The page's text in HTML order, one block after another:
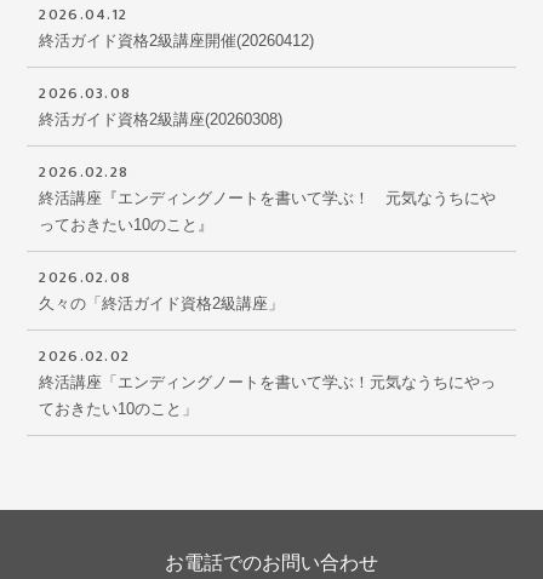
2026.04.12
終活ガイド資格2級講座開催(20260412)
2026.03.08
終活ガイド資格2級講座(20260308)
2026.02.28
終活講座『エンディングノートを書いて学ぶ！ 元気なうちにや
っておきたい10のこと』
2026.02.08
久々の「終活ガイド資格2級講座」
2026.02.02
終活講座「エンディングノートを書いて学ぶ！元気なうちにやっ
ておきたい10のこと」
お電話でのお問い合わせ